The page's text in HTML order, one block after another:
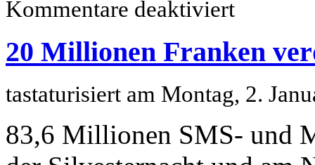
Kommentare deaktiviert
Spam-
Problem
20 Millionen Franken
tastaturisiert am Montag, 2.
83,6 Millionen SMS- und